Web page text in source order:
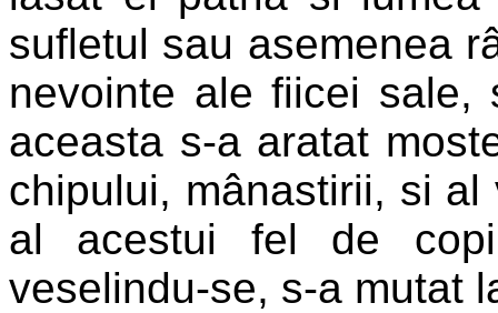
sufletul sau asemenea
nevointe ale fiicei sale,
aceasta s-a aratat
chipului, mânastirii, si
al acestui fel de
veselindu-se, s-a mutat